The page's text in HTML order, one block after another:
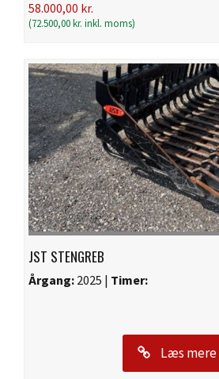
58.000,00 kr.
(72.500,00kr. inkl. moms)
JST STENGREB
Årgang: 2025 | Timer:
Læs mere